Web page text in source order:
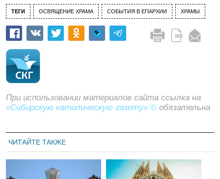
ТЕГИ ОСВЯЩЕНИЕ ХРАМА СОБЫТИЯ В ЕПАРХИИ ХРАМЫ
При использовании материалов сайта ссылка на
«Сибирскую католическую газету» © обязательна
ЧИТАЙТЕ ТАКЖЕ